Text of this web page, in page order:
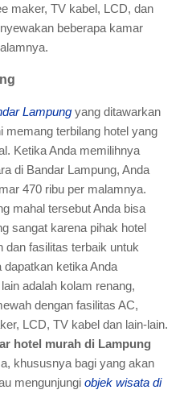
maker, TV kabel, LCD, dan
beberapa kamar
Lampung yang ditawarkan
memang terbilang hotel yang
Ketika Anda memilihnya
di Bandar Lampung, Anda
470 ribu per malamnya.
mahal tersebut Anda bisa
sangat karena pihak hotel
dan fasilitas terbaik untuk
dapatkan ketika Anda
adalah kolam renang,
dengan fasilitas AC,
LCD, TV kabel dan lain-lain.
hotel murah di Lampung
khususnya bagi yang akan
mengunjungi objek wisata di